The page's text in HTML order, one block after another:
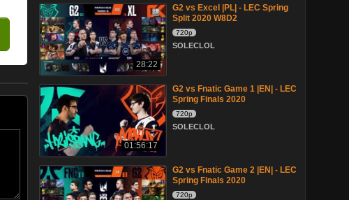
28:22
G2 vs Excel |PL| - LEC Spring
Split 2020 W8D2
720p
SOLECLOL
01:56:17
G2 vs Fnatic Game 1 |EN| - LEC
Spring Finals 2020
720p
SOLECLOL
G2 vs Fnatic Game 2 |EN| - LEC
Spring Finals 2020
720p